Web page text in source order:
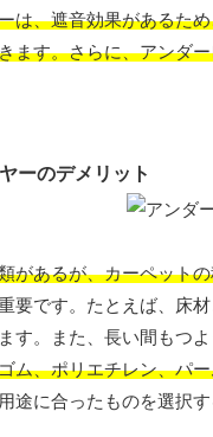
は、遮音効果があるた
ます。さらに、アンダ
ーのデメリット
があるが、カーペット
要です。たとえば、床
す。また、長い間もつ
ム、ポリエチレン、パ
途に合ったものを選択す